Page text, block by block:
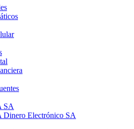
SA
Dinero Electrónico SA